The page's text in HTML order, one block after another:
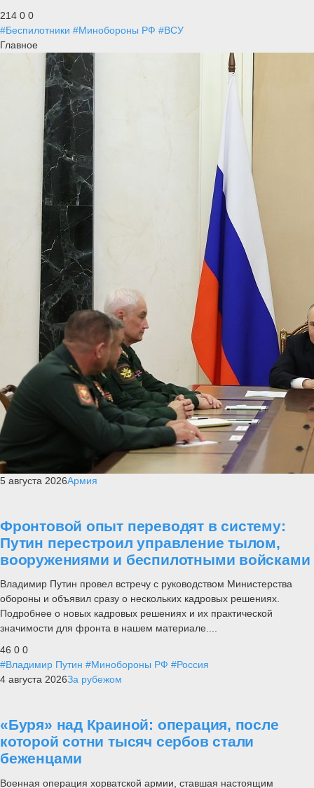
214 0 0
#Беспилотники #Минобороны РФ #ВСУ
Главное
5 августа 2026Армия
Фронтовой опыт переводят в систему:
Путин перестроил управление тылом,
вооружениями и беспилотными войсками
Владимир Путин провел встречу с руководством Министерства
обороны и объявил сразу о нескольких кадровых решениях.
Подробнее о новых кадровых решениях и их практической
значимости для фронта в нашем материале....
46 0 0
#Владимир Путин #Минобороны РФ #Россия
4 августа 2026За рубежом
«Буря» над Краиной: операция, после
которой сотни тысяч сербов стали
беженцами
Военная операция хорватской армии, ставшая настоящим